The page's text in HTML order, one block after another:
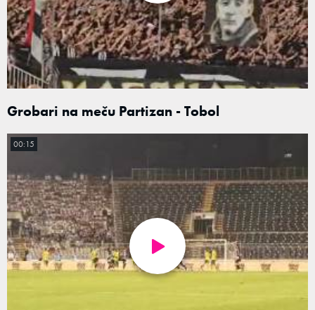
Grobari na meču Partizan - Tobol
00:15